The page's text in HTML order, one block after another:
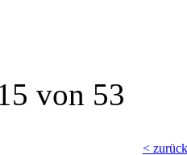
von 53
< zurück